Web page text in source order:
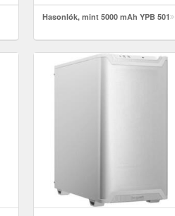
Hasonlók, mint 5000 mAh YPB 501